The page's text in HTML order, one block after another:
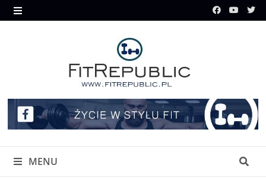
Skip
to
MENU
MENU